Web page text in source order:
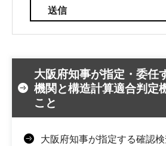
大阪府知事が指定・委任
機関と構造計算適合判定
こと
大阪府知事が指定する確認